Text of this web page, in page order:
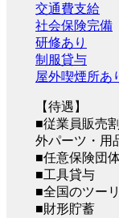
交通費支給
社会保険完備
研修あり
制服貸与
屋外喫煙所あ
【待遇】
■従業員販売
外パーツ・用
■任意保険団
■工具貸与
■全国のツー
■財形貯蓄